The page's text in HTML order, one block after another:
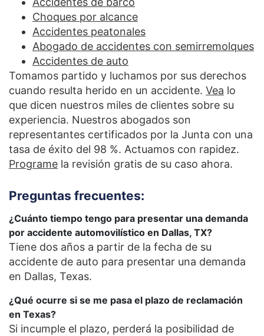
Choques por alcance
Accidentes peatonales
Abogado de accidentes con semirremolques
Accidentes de auto
Tomamos partido y luchamos por sus derechos
cuando resulta herido en un accidente. Vea lo
que dicen nuestros miles de clientes sobre su
experiencia. Nuestros abogados son
representantes certificados por la Junta con una
tasa de éxito del 98 %. Actuamos con rapidez.
Programe la revisión gratis de su caso ahora.
Preguntas frecuentes:
¿Cuánto tiempo tengo para presentar una demanda
por accidente automovilístico en Dallas, TX?
Tiene dos años a partir de la fecha de su
accidente de auto para presentar una demanda
en Dallas, Texas.
¿Qué ocurre si se me pasa el plazo de reclamación
en Texas?
Si incumple el plazo, perderá la posibilidad de